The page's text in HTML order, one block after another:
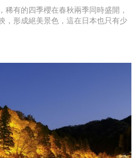
稀有的四季櫻在春秋兩季同時盛開，
，形成絕美景色，這在日本也只有少